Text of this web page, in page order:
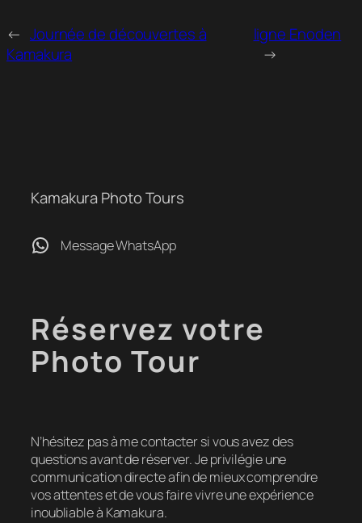
← Journée de découvertes à
Kamakura
ligne Enoden
→
Kamakura Photo Tours
WhatsApp Message WhatsApp
Réservez votre
Photo Tour
N’hésitez pas à me contacter si vous avez des
questions avant de réserver. Je privilégie une
communication directe afin de mieux comprendre
vos attentes et de vous faire vivre une expérience
inoubliable à Kamakura.